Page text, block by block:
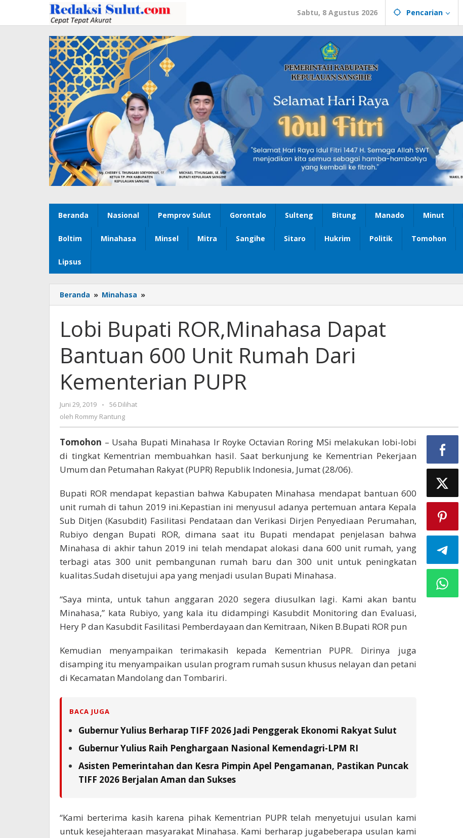
konten
Sabtu, 8 Agustus 2026 Pencarian
Beranda Nasional Pemprov Sulut Gorontalo Sulteng Bitung Manado Minut
Boltim Minahasa Minsel Mitra Sangihe Sitaro Hukrim Politik Tomohon
Lipsus
Beranda » Minahasa »
Bupati
Dapat
Bantuan
600
Unit
Dari
Kementerian
Lobi Bupati ROR,Minahasa Dapat
Bantuan 600 Unit Rumah Dari
Kementerian PUPR
Juni 29, 2019
oleh
Rommy
Rantung
-
56 Dilihat
oleh Rommy Rantung
Tomohon – Usaha Bupati Minahasa Ir Royke Octavian Roring MSi melakukan lobi-lobi
di tingkat Kementrian membuahkan hasil. Saat berkunjung ke Kementrian Pekerjaan
Umum dan Petumahan Rakyat (PUPR) Republik Indonesia, Jumat (28/06).
Bupati ROR mendapat kepastian bahwa Kabupaten Minahasa mendapat bantuan 600
unit rumah di tahun 2019 ini.Kepastian ini menyusul adanya pertemuan antara Kepala
Sub Ditjen (Kasubdit) Fasilitasi Pendataan dan Verikasi Dirjen Penyediaan Perumahan,
Rubiyo dengan Bupati ROR, dimana saat itu Bupati mendapat penjelasan bahwa
Minahasa di akhir tahun 2019 ini telah mendapat alokasi dana 600 unit rumah, yang
terbagi atas 300 unit pembangunan rumah baru dan 300 unit untuk peningkatan
kualitas.Sudah disetujui apa yang menjadi usulan Bupati Minahasa.
“Saya minta, untuk tahun anggaran 2020 segera diusulkan lagi. Kami akan bantu
Minahasa,” kata Rubiyo, yang kala itu didampingi Kasubdit Monitoring dan Evaluasi,
Hery P dan Kasubdit Fasilitasi Pemberdayaan dan Kemitraan, Niken B.Bupati ROR pun
Kemudian menyampaikan terimakasih kepada Kementrian PUPR. Dirinya juga
disamping itu menyampaikan usulan program rumah susun khusus nelayan dan petani
di Kecamatan Mandolang dan Tombariri.
BACA JUGA
Gubernur Yulius Berharap TIFF 2026 Jadi Penggerak Ekonomi Rakyat Sulut
Gubernur Yulius Raih Penghargaan Nasional Kemendagri-LPM RI
Asisten Pemerintahan dan Kesra Pimpin Apel Pengamanan, Pastikan Puncak
TIFF 2026 Berjalan Aman dan Sukses
“Kami berterima kasih karena pihak Kementrian PUPR telah menyetujui usulan kami
untuk kesejahteraan masyarakat Minahasa. Kami berharap jugabeberapa usulan kami